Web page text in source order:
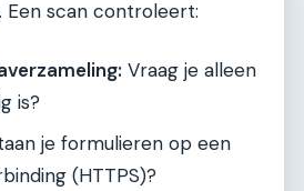
scan controleert:
Vraag je alleen
is?
je formulieren op een
(HTTPS)?